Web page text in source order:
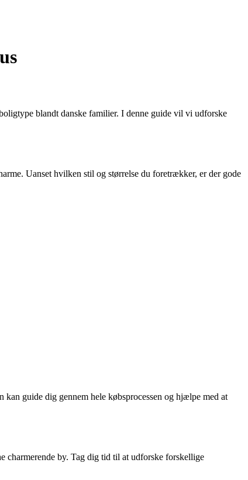
blandt danske familier. I denne guide vil vi udforske
Uanset hvilken stil og størrelse du foretrækker, er der gode
guide dig gennem hele købsprocessen og hjælpe med at
charmerende by. Tag dig tid til at udforske forskellige